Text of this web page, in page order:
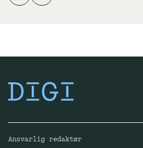
Ansvarlig redaktør